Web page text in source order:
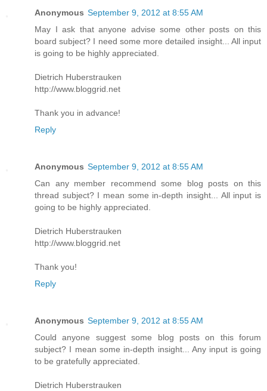
Anonymous September 9, 2012 at 8:55 AM
May I ask that anyone advise some other posts on this
board subject? I need some more detailed insight... All input
is going to be highly appreciated.
Dietrich Huberstrauken
http://www.bloggrid.net
Thank you in advance!
Reply
Anonymous September 9, 2012 at 8:55 AM
Can any member recommend some blog posts on this
thread subject? I mean some in-depth insight... All input is
going to be highly appreciated.
Dietrich Huberstrauken
http://www.bloggrid.net
Thank you!
Reply
Anonymous September 9, 2012 at 8:55 AM
Could anyone suggest some blog posts on this forum
subject? I mean some in-depth insight... Any input is going
to be gratefully appreciated.
Dietrich Huberstrauken